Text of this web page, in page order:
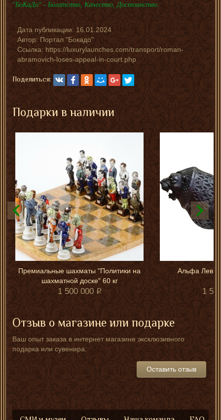
"БоКаДо" - Богатство, Качество, Достоинство.
Дата публикации:16.01.2024
Автор: Портал "Бокадо"
Ссылка: https://luxurylaunches.com/transport/roman-
abramovich-loses-appeal-in-court.php
Поделиться:
Подарки в наличии
Премиальные шахматы "Политики на
шахматной доске" 60 кг
1 500 000
Альфа Лев
1
Отзыв о магазине или подарке
Ваш опыт заказа в интернет магазине эксклюзивного
подарка или сувенира.
Оставить отзыв